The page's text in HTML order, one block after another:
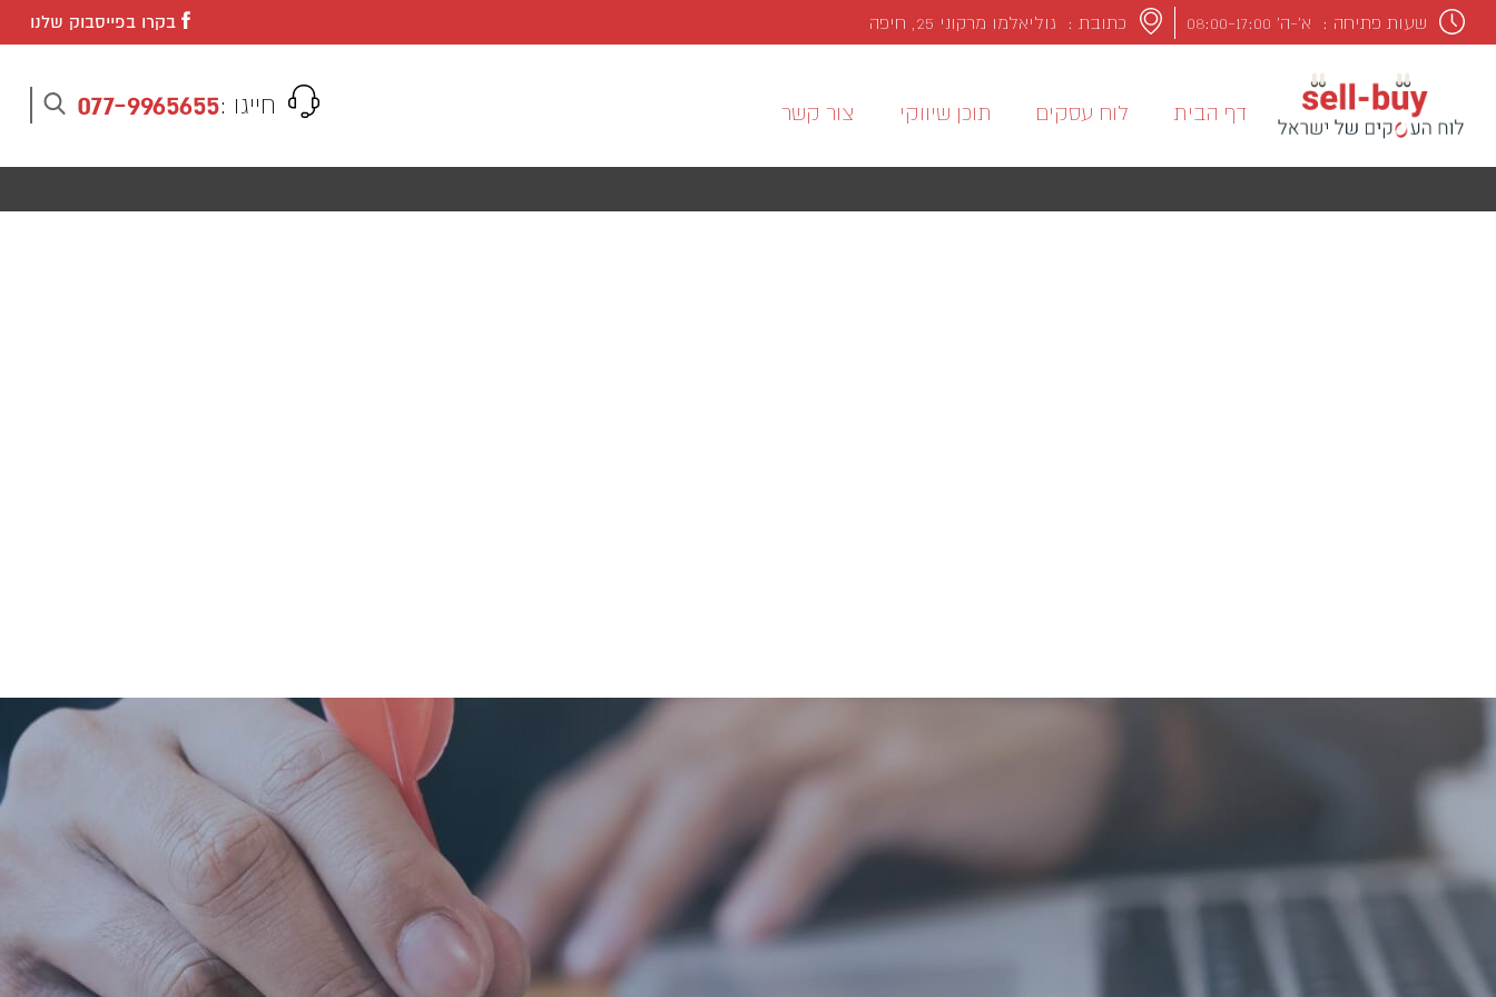
שעות פתיחה : א’-ה’ 08:00-17:00 כתובת : גוליאלמו מרקוני 25, חיפה בקרו בפייסבוק שלנו
דף הבית לוח עסקים תוכן שיווקי צור קשר חייגו :077-9965655